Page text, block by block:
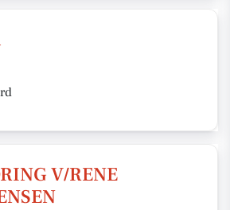
V/RENE